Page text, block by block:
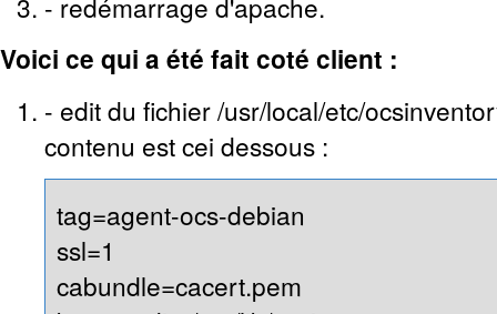
Voici ce qui a été fait coté client :
- edit du fichier /usr/local/etc/
contenu est cei dessous :
tag=agent-ocs-debian
ssl=1
cabundle=cacert.pem